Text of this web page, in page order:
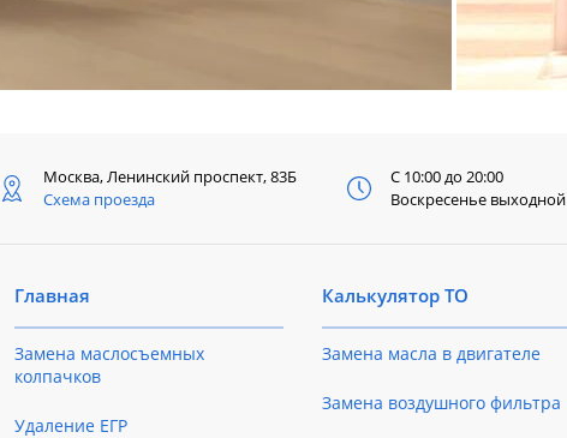
Москва, Ленинский проспект, 83Б
Схема проезда
С 10:00 до 20:00
Воскресенье выходной
Главная
Замена маслосъемных
колпачков
Удаление ЕГР
Калькулятор ТО
Замена масла в двигателе
Замена воздушного фильтра